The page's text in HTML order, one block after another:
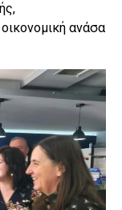
ανάσα